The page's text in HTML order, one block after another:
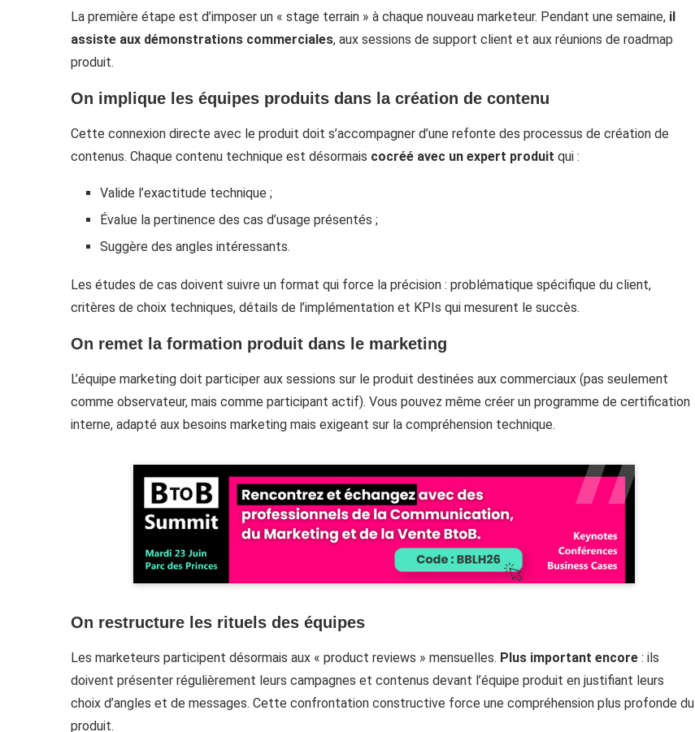
La première étape est d’imposer un « stage terrain » à chaque nouveau marketeur. Pendant une semaine, il
assiste aux démonstrations commerciales, aux sessions de support client et aux réunions de roadmap
produit.
On implique les équipes produits dans la création de contenu
Cette connexion directe avec le produit doit s’accompagner d’une refonte des processus de création de
contenus. Chaque contenu technique est désormais cocréé avec un expert produit qui :
Valide l’exactitude technique ;
Évalue la pertinence des cas d’usage présentés ;
Suggère des angles intéressants.
Les études de cas doivent suivre un format qui force la précision : problématique spécifique du client,
critères de choix techniques, détails de l’implémentation et KPIs qui mesurent le succès.
On remet la formation produit dans le marketing
L’équipe marketing doit participer aux sessions sur le produit destinées aux commerciaux (pas seulement
comme observateur, mais comme participant actif). Vous pouvez même créer un programme de certification
interne, adapté aux besoins marketing mais exigeant sur la compréhension technique.
On restructure les rituels des équipes
Les marketeurs participent désormais aux « product reviews » mensuelles. Plus important encore : ils
doivent présenter régulièrement leurs campagnes et contenus devant l’équipe produit en justifiant leurs
choix d’angles et de messages. Cette confrontation constructive force une compréhension plus profonde du
produit.